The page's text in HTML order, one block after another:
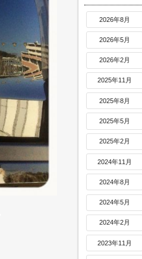
2026年8月
2026年5月
2026年2月
2025年11月
2025年8月
2025年5月
2025年2月
2024年11月
2024年8月
2024年5月
2024年2月
2023年11月